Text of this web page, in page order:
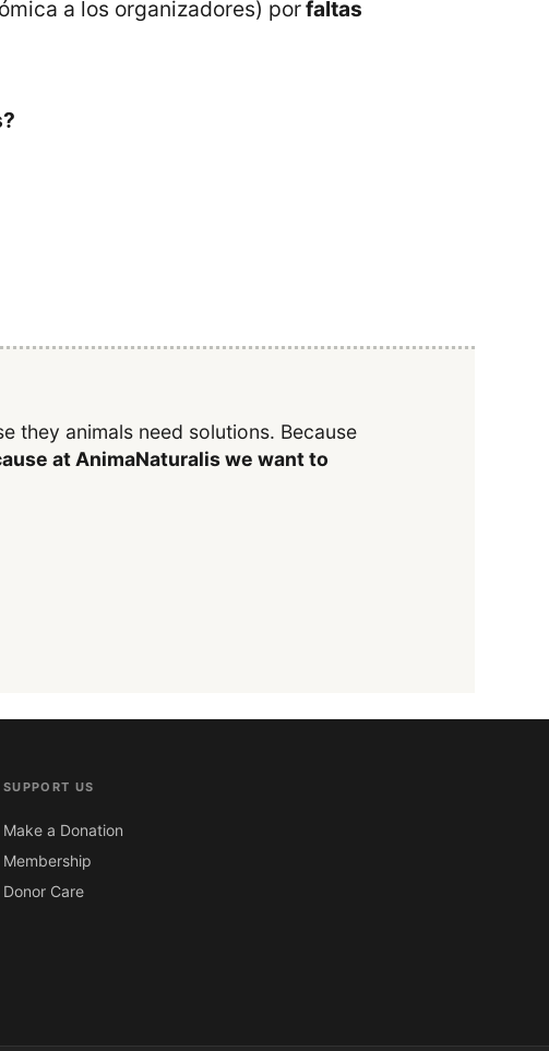
a los organizadores) porfaltas
they animals need solutions. Because
at AnimaNaturalis we want to
SUPPORT US
Make a Donation
Membership
Donor Care